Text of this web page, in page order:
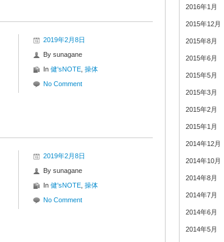
2019年2月8日
By sunagane
In 健'sNOTE 操体
No Comment
2019年2月8日
By sunagane
In 健'sNOTE 操体
No Comment
2016年1月
2015年12月
2015年8月
2015年6月
2015年5月
2015年3月
2015年2月
2015年1月
2014年12月
2014年10月
2014年8月
2014年7月
2014年6月
2014年5月